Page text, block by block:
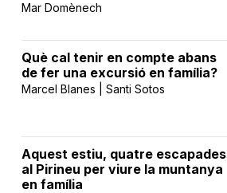
Mar Domènech
Què cal tenir en compte abans
de fer una excursió en família?
Marcel Blanes | Santi Sotos
Aquest estiu, quatre escapades
al Pirineu per viure la muntanya
en família